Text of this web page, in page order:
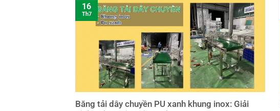
Băng tải dây chuyền PU xanh khung inox: Giải
16
Th7